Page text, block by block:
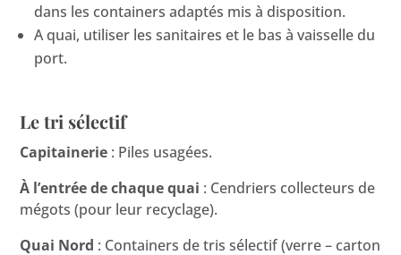
dans les containers adaptés mis à disposition.
A quai, utiliser les sanitaires et le bas à vaisselle du
port.
Le tri sélectif
Capitainerie : Piles usagées.
À l’entrée de chaque quai : Cendriers collecteurs de
mégots (pour leur recyclage).
Quai Nord : Containers de tris sélectif (verre – carton